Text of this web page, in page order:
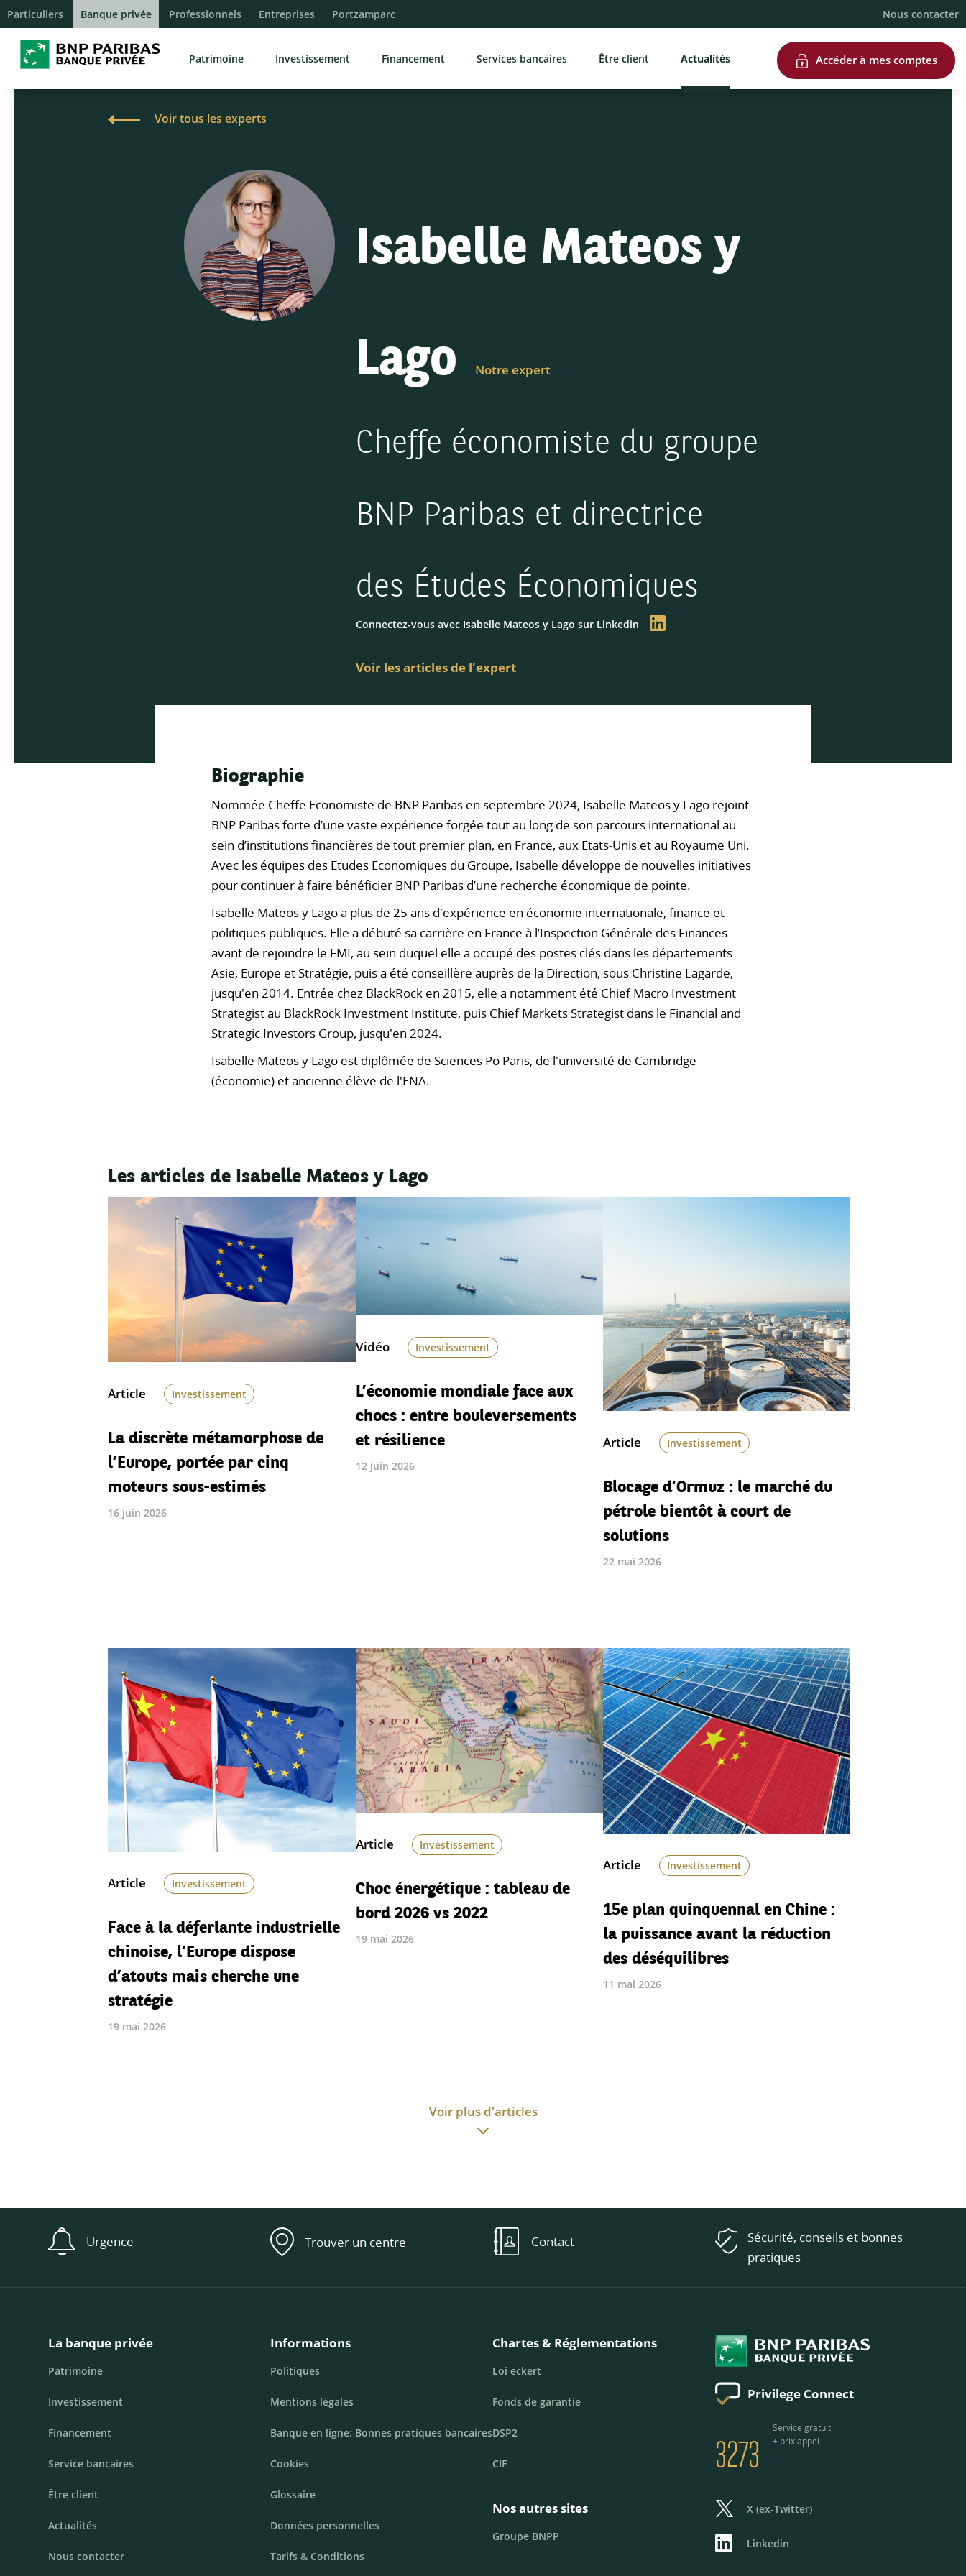
Particuliers Banque privée Professionnels Entreprises Portzamparc Nous contacter
Patrimoine Investissement Financement Services bancaires Être client Actualités Accéder à mes comptes
Voir tous les experts
Isabelle Mateos y
Lago
Notre expert
Cheffe économiste du groupe
BNP Paribas et directrice
des Études Économiques
Connectez-vous avec Isabelle Mateos y Lago sur Linkedin
Voir les articles de l'expert
Biographie
Nommée Cheffe Economiste de BNP Paribas en septembre 2024, Isabelle Mateos y Lago rejoint
BNP Paribas forte d’une vaste expérience forgée tout au long de son parcours international au
sein d’institutions financières de tout premier plan, en France, aux Etats-Unis et au Royaume Uni.
Avec les équipes des Etudes Economiques du Groupe, Isabelle développe de nouvelles initiatives
pour continuer à faire bénéficier BNP Paribas d’une recherche économique de pointe.
Isabelle Mateos y Lago a plus de 25 ans d'expérience en économie internationale, finance et
politiques publiques. Elle a débuté sa carrière en France à l’Inspection Générale des Finances
avant de rejoindre le FMI, au sein duquel elle a occupé des postes clés dans les départements
Asie, Europe et Stratégie, puis a été conseillère auprès de la Direction, sous Christine Lagarde,
jusqu'en 2014. Entrée chez BlackRock en 2015, elle a notamment été Chief Macro Investment
Strategist au BlackRock Investment Institute, puis Chief Markets Strategist dans le Financial and
Strategic Investors Group, jusqu'en 2024.
Isabelle Mateos y Lago est diplômée de Sciences Po Paris, de l'université de Cambridge
(économie) et ancienne élève de l'ENA.
Les articles de Isabelle Mateos y Lago
Article Investissement
La discrète métamorphose de
l’Europe, portée par cinq
moteurs sous-estimés
16 juin 2026
Vidéo Investissement
L’économie mondiale face aux
chocs : entre bouleversements
et résilience
12 juin 2026
Article Investissement
Blocage d’Ormuz : le marché du
pétrole bientôt à court de
solutions
22 mai 2026
Article Investissement
Face à la déferlante industrielle
chinoise, l’Europe dispose
d’atouts mais cherche une
stratégie
19 mai 2026
Article Investissement
Choc énergétique : tableau de
bord 2026 vs 2022
19 mai 2026
Article Investissement
15e plan quinquennal en Chine :
la puissance avant la réduction
des déséquilibres
11 mai 2026
Voir plus d'articles
Urgence Trouver un centre Contact
Sécurité, conseils et bonnes
pratiques
La banque privée
Patrimoine
Investissement
Financement
Service bancaires
Être client
Actualités
Nous contacter
Informations
Politiques
Mentions légales
Banque en ligne: Bonnes pratiques bancaires
Cookies
Glossaire
Données personnelles
Tarifs & Conditions
Chartes & Réglementations
Loi eckert
Fonds de garantie
DSP2
CIF
Nos autres sites
Groupe BNPP
Privilege Connect
3273
Service gratuit
+ prix appel
X (ex-Twitter)
Linkedin